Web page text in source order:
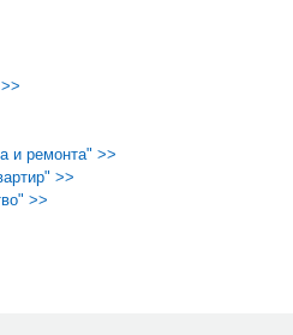
и ремонта" >>
>>
>>